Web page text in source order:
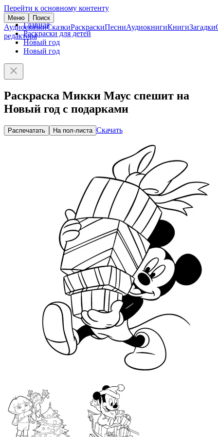
Перейти к основному контенту
Меню Поиск
АудиосказкиСказкиРаскраскиПесниАудиокнигиКнигиЗагадки
редактора
Главная
Раскраски для детей
Новый год
Новый год
Раскраска Микки Маус спешит на
Новый год с подарками
Распечатать На пол-листа Скачать